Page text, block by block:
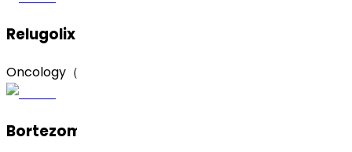
Relugolix（瑞卢戈利）
Oncology（肿瘤）
Bortezomib（硼替佐米）